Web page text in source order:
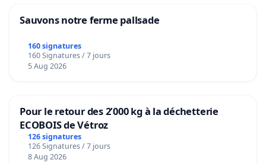
Sauvons notre ferme pallsade
160 signatures
160 Signatures / 7 jours
5 Aug 2026
Pour le retour des 2’000 kg à la déchetterie
ECOBOIS de Vétroz
126 signatures
126 Signatures / 7 jours
8 Aug 2026